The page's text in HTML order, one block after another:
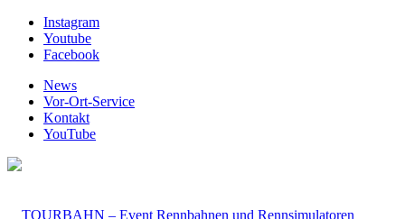
Instagram
Youtube
Facebook
News
Vor-Ort-Service
Kontakt
YouTube